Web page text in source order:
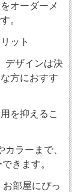
オーダーメ
。
ット
デザインは決
方におすす
を抑えるこ
ラーまで、
きます。
部屋にぴっ